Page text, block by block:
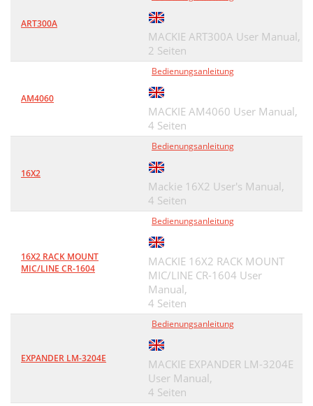
ART300A
MACKIE ART300A User Manual,
2 Seiten
AM4060
Bedienungsanleitung
MACKIE AM4060 User Manual,
4 Seiten
16X2
Bedienungsanleitung
Mackie 16X2 User's Manual,
4 Seiten
16X2 RACK MOUNT
MIC/LINE CR-1604
Bedienungsanleitung
MACKIE 16X2 RACK MOUNT
MIC/LINE CR-1604 User
Manual,
4 Seiten
EXPANDER LM-3204E
Bedienungsanleitung
MACKIE EXPANDER LM-3204E
User Manual,
4 Seiten